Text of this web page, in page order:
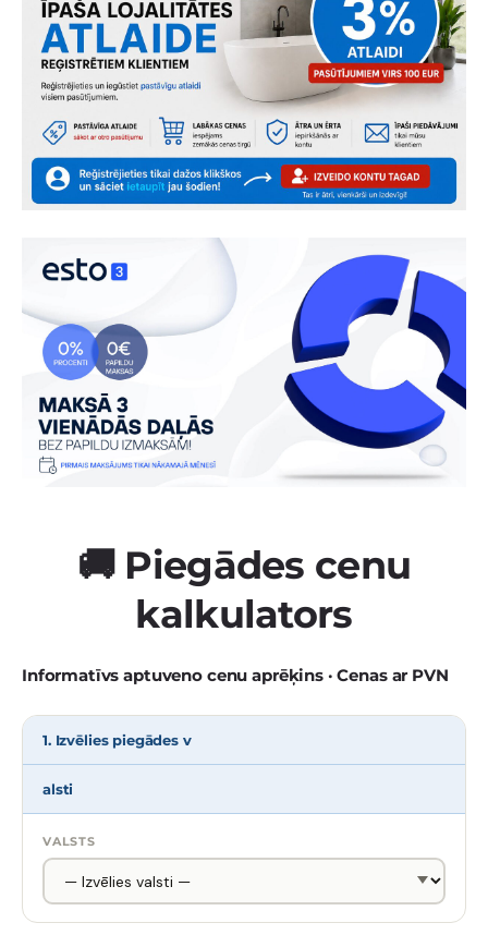
🚚 Piegādes cenu
kalkulators
Informatīvs aptuveno cenu aprēķins · Cenas ar PVN
1. Izvēlies piegādes v
alsti
VALSTS